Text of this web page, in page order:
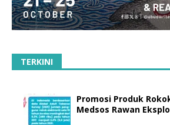
TERKINI
Promosi Produk
Medsos Rawan